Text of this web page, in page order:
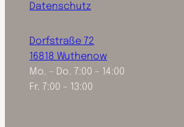
Datenschutz
Dorfstraße 72
16818 Wuthenow
Mo. – Do. 7:00 – 14:00
Fr. 7:00 – 13:00